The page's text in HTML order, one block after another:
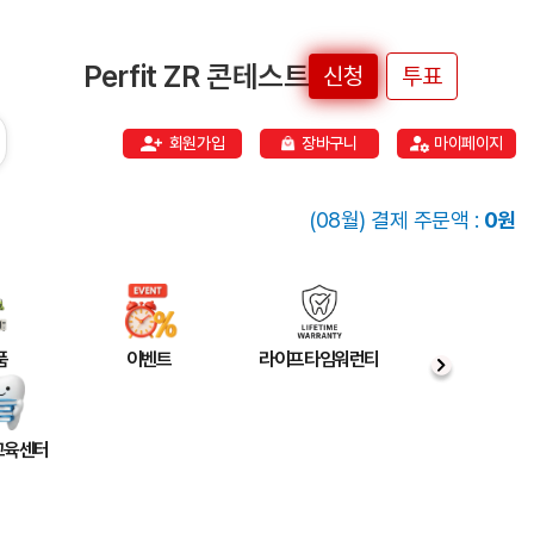
Perfit ZR 콘테스트 신청 투표
회원가입 장바구니 마이페이지
(08월) 결제 주문액 : 0원
이벤트 라이프타임워런티
센터